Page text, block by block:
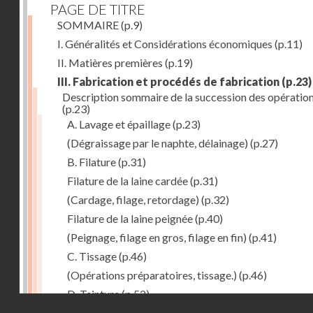
PAGE DE TITRE
SOMMAIRE(p.9)
I. Généralités et Considérations économiques (p.11)
II. Matières premières (p.19)
III. Fabrication et procédés de fabrication (p.23)
Description sommaire de la succession des
(p.23)
A. Lavage et épaillage(p.23)
(Dégraissage par le naphte, délainage) (p.27)
B. Filature(p.31)
Filature de la laine cardée(p.31)
(Cardage, filage, retordage) (p.32)
Filature de la laine peignée(p.40)
(Peignage, filage en gros, filage en fin) (p.41)
C. Tissage(p.46)
(Opérations préparatoires, tissage.) (p.46)
D. Teinture(p.52)